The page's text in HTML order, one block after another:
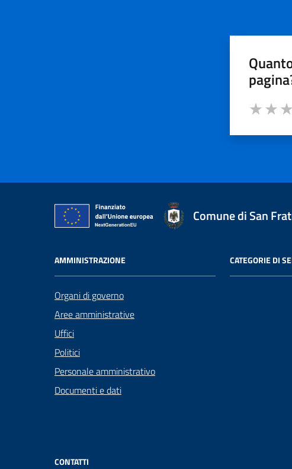
Valuta da 1
Comune di San
AMMINISTRAZIONE
Organi di governo
Aree amministrative
Uffici
Politici
Personale amministrativo
Documenti e dati
CATEGORIE DI
CONTATTI